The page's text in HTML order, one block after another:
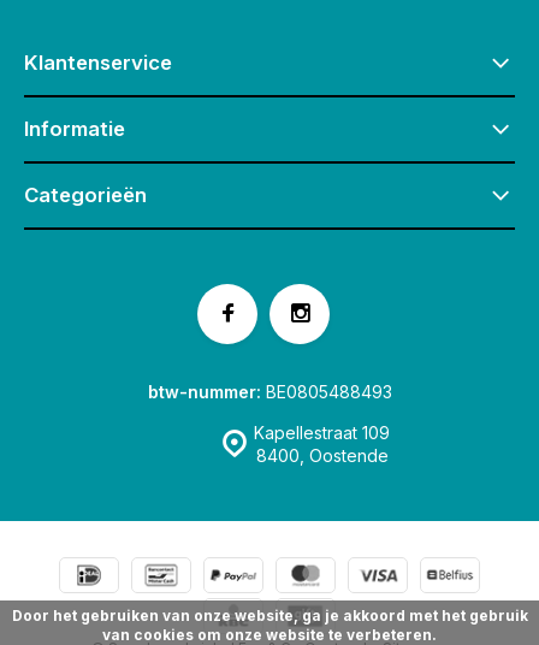
Klantenservice
Informatie
Categorieën
Kapellestraat 109
8400, Oostende
btw-nummer: BE0805488493
Door het gebruiken van onze website, ga je akkoord met het gebruik
van cookies om onze website te verbeteren.